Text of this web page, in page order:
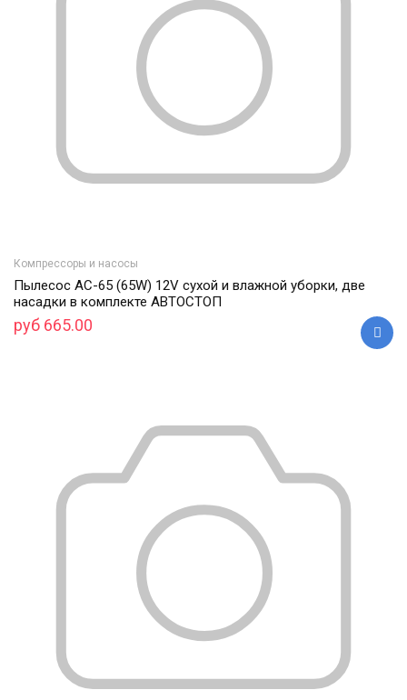
Компрессоры и насосы
Пылесос AC-65 (65W) 12V сухой и влажной уборки, две
насадки в комплекте АВТОСТОП
руб 665.00